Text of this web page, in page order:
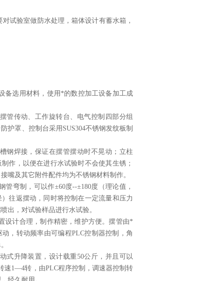
试验室做防水处理，箱体设计有蓄水箱，
备选用材料，使用*的数控加工设备加工成
管传动、工作旋转台、电气控制四部分组
护罩、控制台采用SUS304不锈钢发纹板制
钢焊接，保证在摆管摆动时不晃动；立柱
作，以便在进行水试验时不会使其生锈；
嘴及其它附件配件均为不锈钢材料制作。
管弯制，可以作±60度--±180度（理论值，
往返摆动，同时将控制在一定流量和压力
出，对试验样品进行水试验。
设计合理，制作精密，维护方便。摆管由*
，转动频率由可编程PLC控制器控制，角
式升降装置，设计载重50公斤，并且可以
速1—4转，由PLC程序控制，调速器控制转